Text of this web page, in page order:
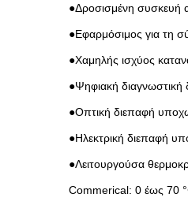
●Δροσισμένη συσκευή
●Εφαρμόσιμος για τη
●Χαμηλής ισχύος
●Ψηφιακή
●Οπτική διεπαφή
●Ηλεκτρική διεπαφή
●Λειτουργούσα
Commerical: 0 έως 70